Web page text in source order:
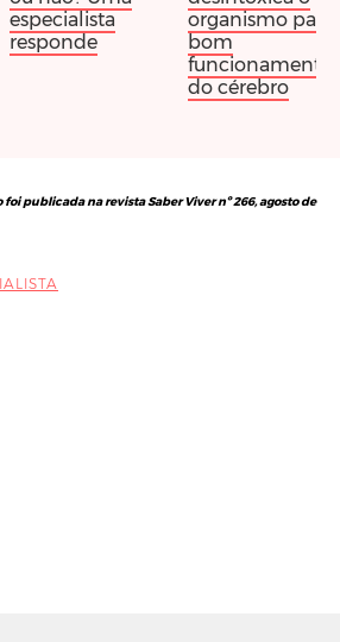
especialista
responde
organismo para
bom
funcionamento
do cérebro
publicada na revista Saber Viver nº 266, agosto de